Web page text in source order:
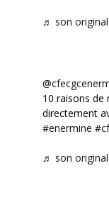
♬ son original
10 raisons de
directement
#enermine
♬ son original